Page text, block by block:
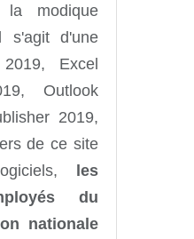
la modique
s'agit d'une
Excel
Outlook
2019,
de ce site
les
du
nationale